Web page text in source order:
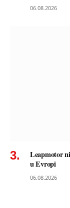
06.08.2026
Leapmotor
u Evropi
06.08.2026